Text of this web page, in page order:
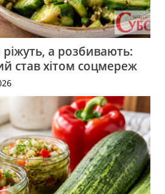
а розбивають:
став хітом соцмереж